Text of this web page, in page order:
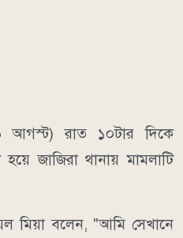
আগস্ট) রাত ১০টার দিকে
জাজিরা থানায় মামলাটি
মিয়া বলেন, "আমি সেখানে